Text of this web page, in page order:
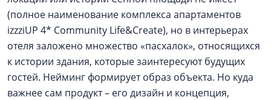
(полное наименование комплекса апартаментов
izzziUP 4* Community Life&Create), но в интерьерах
отеля заложено множество «пасхалок», относящихся
к истории здания, которые заинтересуют будущих
гостей. Нейминг формирует образ объекта. Но куда
важнее сам продукт – его дизайн и концепция,